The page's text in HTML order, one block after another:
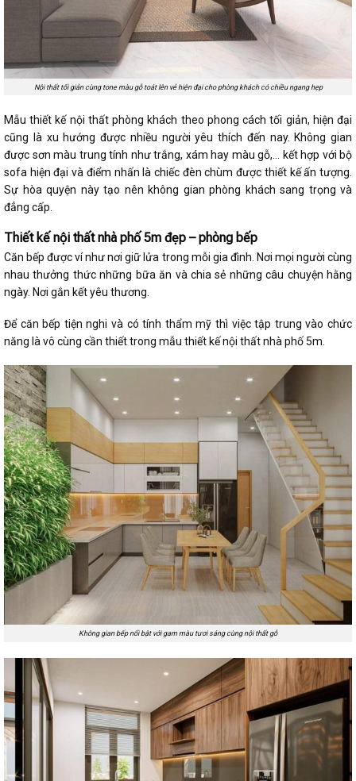
Nội thất tối giản cùng tone màu gỗ toát lên vẻ hiện đại cho phòng khách có chiều ngang hẹp
Mẫu thiết kế nội thất phòng khách theo phong cách tối giản, hiện đại
cũng là xu hướng được nhiều người yêu thích đến nay. Không gian
được sơn màu trung tính như trắng, xám hay màu gỗ,… kết hợp với bộ
sofa hiện đại và điểm nhấn là chiếc đèn chùm được thiết kế ấn tượng.
Sự hòa quyện này tạo nên không gian phòng khách sang trọng và
đẳng cấp.
Thiết kế nội thất nhà phố 5m đẹp – phòng bếp
Căn bếp được ví như nơi giữ lửa trong mỗi gia đình. Nơi mọi người cùng
nhau thưởng thức những bữa ăn và chia sẻ những câu chuyện hằng
ngày. Nơi gắn kết yêu thương.
Để căn bếp tiện nghi và có tính thẩm mỹ thì việc tập trung vào chức
năng là vô cùng cần thiết trong mẫu thiết kế nội thất nhà phố 5m.
Không gian bếp nổi bật với gam màu tươi sáng cùng nội thất gỗ